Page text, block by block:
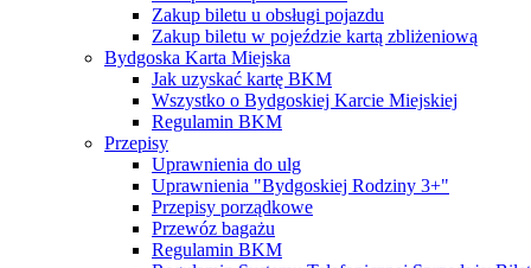
Zakup biletu u obsługi pojazdu
Zakup biletu w pojeździe kartą zbliżeniową
Bydgoska Karta Miejska
Jak uzyskać kartę BKM
Wszystko o Bydgoskiej Karcie Miejskiej
Regulamin BKM
Przepisy
Uprawnienia do ulg
Uprawnienia "Bydgoskiej Rodziny 3+"
Przepisy porządkowe
Przewóz bagażu
Regulamin BKM